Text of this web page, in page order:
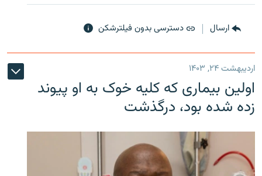
ارسال دسترسی بدون فیلترشکن
اردیبهشت ۲۴, ۱۴۰۳
اولین بیماری که کلیه خوک به او پیوند
زده شده بود، درگذشت